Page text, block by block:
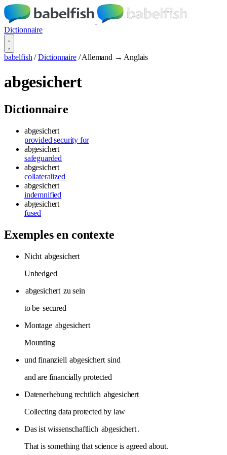
Dictionnaire
babelfish / Dictionnaire / Allemand → Anglais
abgesichert
Dictionnaire
abgesichert
provided security for
abgesichert
safeguarded
abgesichert
collateralized
abgesichert
indemnified
abgesichert
fused
Exemples en contexte
Nicht abgesichert
Unhedged
abgesichert zu sein
to be secured
Montage abgesichert
Mounting
und finanziell abgesichert sind
and are financially protected
Datenerhebung rechtlich abgesichert
Collecting data protected by law
Das ist wissenschaftlich abgesichert.
That is something that science is agreed about.